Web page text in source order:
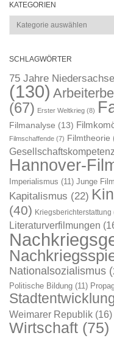
KATEGORIEN
Kategorien
SCHLAGWÖRTER
75 Jahre
(130)
(67) Erster Weltkrieg (8)
Filmanalyse (13)
Filmschaffende (7) Filmtheorie
Gesellschaftskompetenz
Hannover-
Imperialismus (11) Junge
Kapitalismus (22)
(40) Kriegsberichterstattung
Literaturverfilmungen
Nationalsozialismus
Politische Bildung (11)
Weimarer Republik (16)
Wirtschaft (75)